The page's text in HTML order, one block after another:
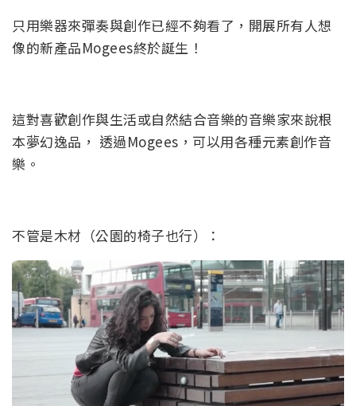
只用樂器來彈奏與創作已經不夠看了，開展所有人想
像的新產品Mogees終於誕生！
這對喜歡創作與生活或自然結合音樂的音樂家來說根
本夢幻逸品， 透過Mogees，可以用各種元素創作音
樂。
不管是木材（公園的椅子也行）：